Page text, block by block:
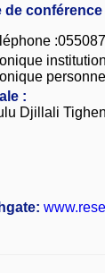
de
:
Djillali